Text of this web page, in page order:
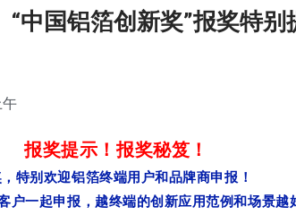
“中国铝箔创新奖”报奖特
午
报奖提示！报奖秘笈！
特别欢迎铝箔终端用户和品牌商申报！
一起申报，越终端的创新应用范例和场景越